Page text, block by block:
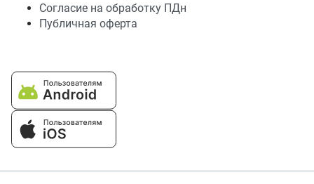
Согласие на обработку ПДн
Публичная оферта